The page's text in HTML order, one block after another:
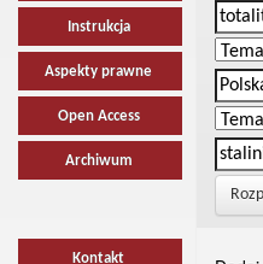
Instrukcja
Aspekty prawne
Open Access
Archiwum
Kontakt